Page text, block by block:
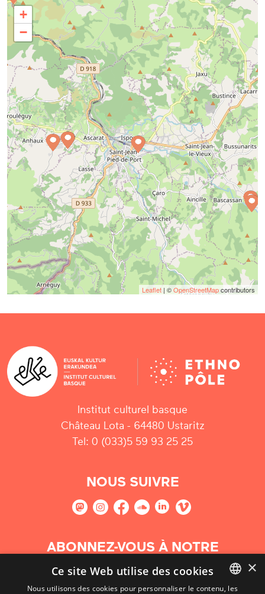
+
−
Leaflet | ©OpenStreetMapcontributors
Institut culturel basque
Château Lota - 64480 Ustaritz
Tel: 0 (033)5 59 93 25 25
NOUS SUIVRE
ABONNEZ-VOUS À NOTRE
NEWSLETTER
S'abonner
×
Ce site Web utilise des cookies
Nous utilisons des cookies pour personnaliser le contenu, les